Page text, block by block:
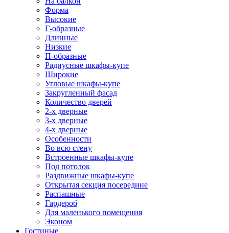
Форма
Высокие
Г-образные
Длинные
Низкие
П-образные
Радиусные шкафы-купе
Широкие
Угловые шкафы-купе
Закругленный фасад
Количество дверей
2-х дверные
3-х дверные
4-х дверные
Особенности
Во всю стену
Встроенные шкафы-купе
Под потолок
Раздвижные шкафы-купе
Открытая секция посередине
Распашные
Гардероб
Для маленького помещения
Эконом
Гостиные